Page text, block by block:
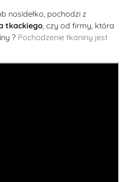
nosidełko, pochodzi z
tkackiego, czy od firmy, która
? Pochodzenie tkaniny jest